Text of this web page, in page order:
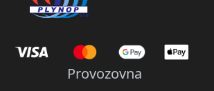
Provozovna